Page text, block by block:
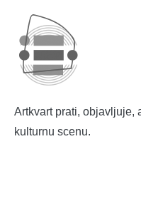
Artkvart prati, objavljuje,
kulturnu scenu.